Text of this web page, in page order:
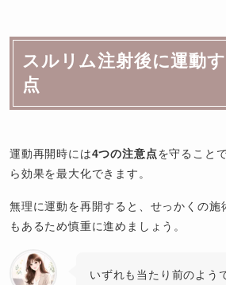
スルリム注射後に運動
点
運動再開時には4つの注意点を守ること
ら効果を最大化できます。
無理に運動を再開すると、せっかくの施
もあるため慎重に進めましょう。
いずれも当たり前のよう